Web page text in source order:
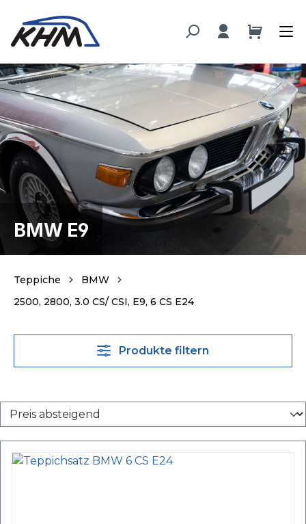
springen
BMW E9
Teppiche
BMW
2500, 2800, 3.0 CS/ CSI, E9, 6 CS E24
Produkte filtern